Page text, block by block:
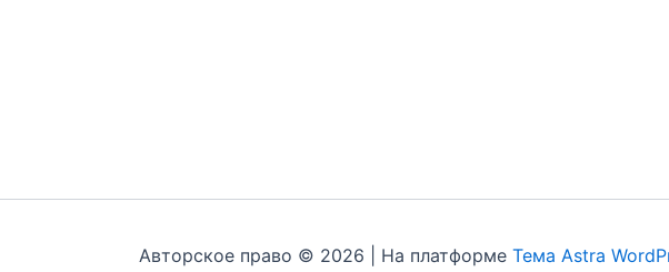
Авторское право © 2026 | На платформе Тема Astra